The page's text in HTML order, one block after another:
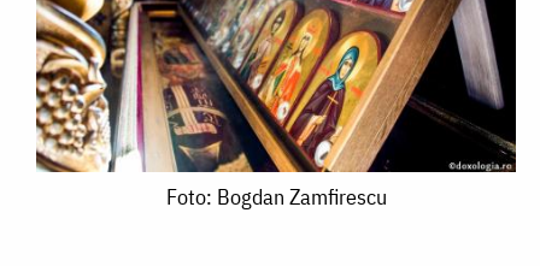
Foto: Bogdan Zamfirescu